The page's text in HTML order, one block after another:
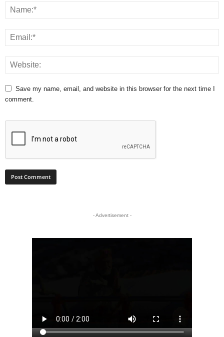
Save my name, email, and website in this browser for the next time I
comment.
- Advertisement -